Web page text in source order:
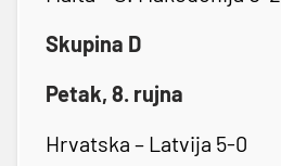
Skupina D
Petak, 8. rujna
Hrvatska – Latvija 5-0